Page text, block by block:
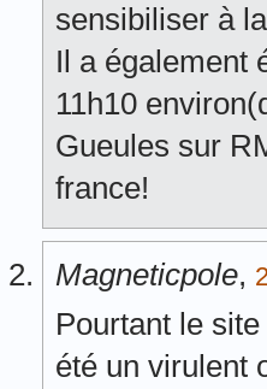
sensibiliser à
Il a également
11h10
Gueules sur
france!
Magneticpole,
Pourtant le
été un virulent